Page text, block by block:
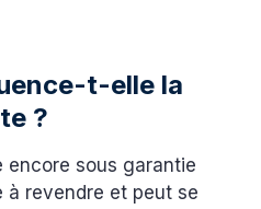
t-elle la
?
encore sous garantie
revendre et peut se